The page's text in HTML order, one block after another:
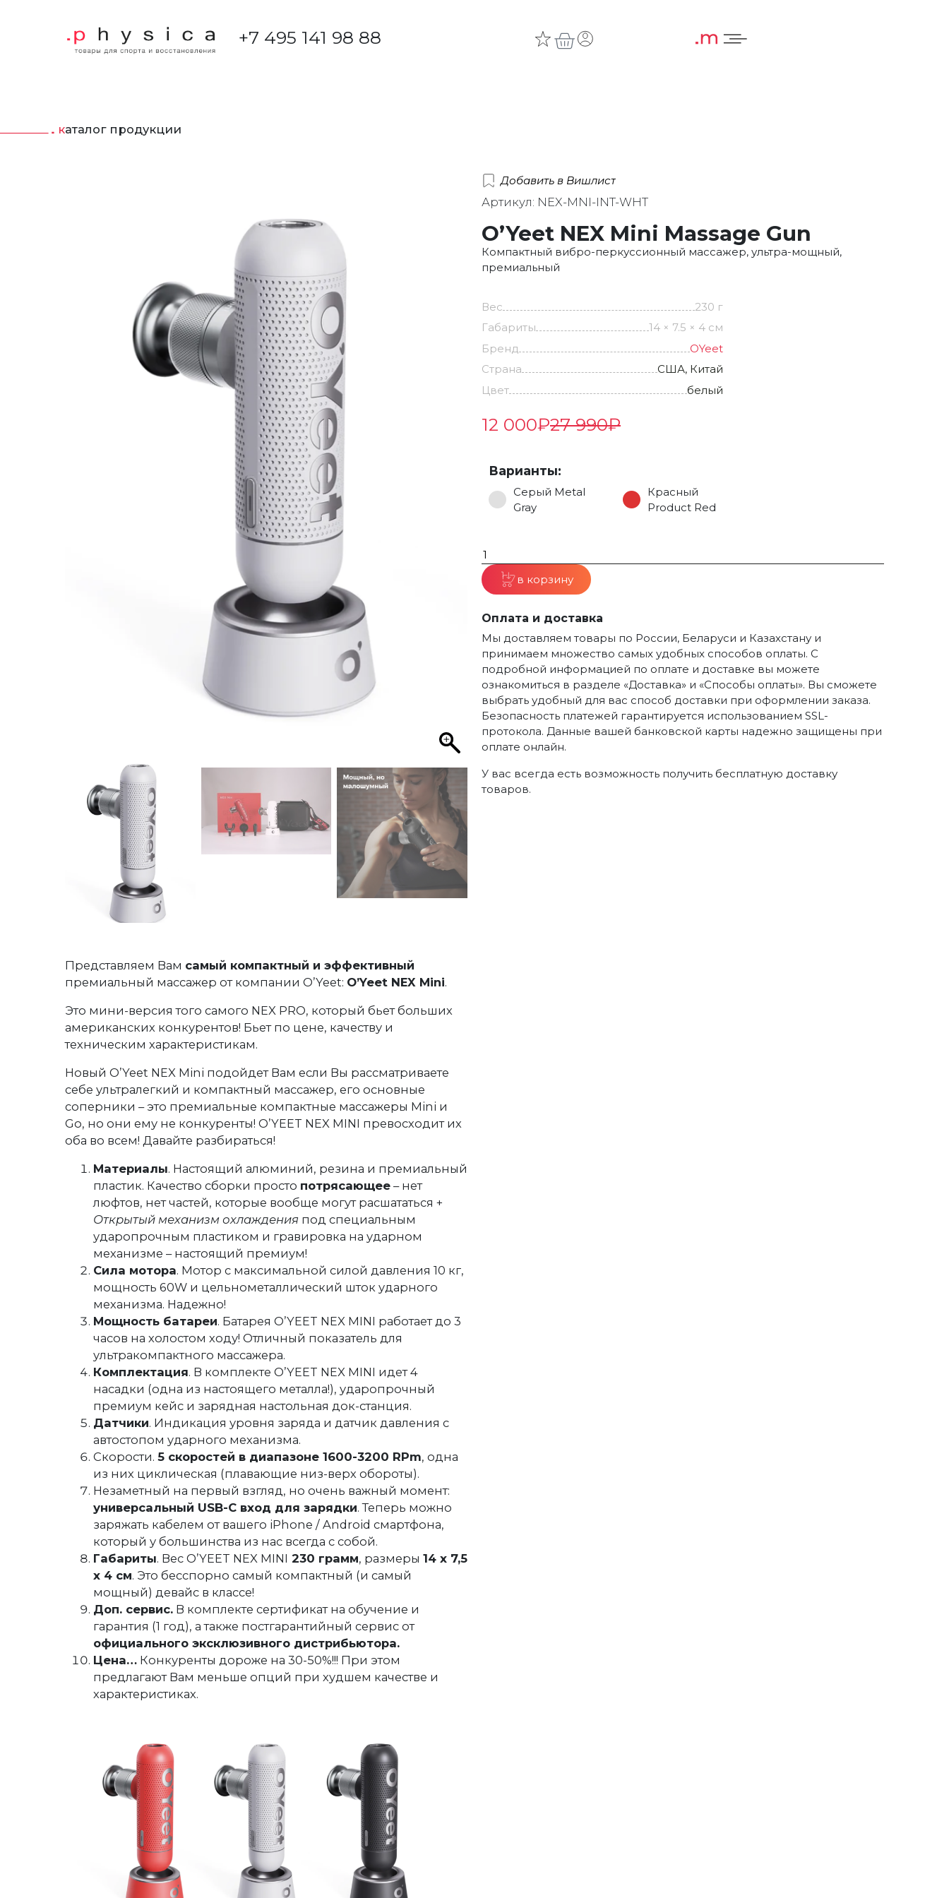
+7 495 141 98 88
каталог продукции
Представляем Вам самый компактный и эффективный
премиальный массажер от компании O’Yeet: O’Yeet NEX Mini.
Это мини-версия того самого NEX PRO, который бьет больших
американских конкурентов! Бьет по цене, качеству и
техническим характеристикам.
Новый O’Yeet NEX Mini подойдет Вам если Вы рассматриваете
себе ультралегкий и компактный массажер, его основные
соперники – это премиальные компактные массажеры Mini и
Go, но они ему не конкуренты! O’YEET NEX MINI превосходит их
оба во всем! Давайте разбираться!
Материалы. Настоящий алюминий, резина и премиальный
пластик. Качество сборки просто потрясающее – нет
люфтов, нет частей, которые вообще могут расшататься +
Открытый механизм охлаждения под специальным
ударопрочным пластиком и гравировка на ударном
механизме – настоящий премиум!
Сила мотора. Мотор с максимальной силой давления 10 кг,
мощность 60W и цельнометаллический шток ударного
механизма. Надежно!
Мощность батареи. Батарея O’YEET NEX MINI работает до 3
часов на холостом ходу! Отличный показатель для
ультракомпактного массажера.
Комплектация. В комплекте O’YEET NEX MINI идет 4
насадки (одна из настоящего металла!), ударопрочный
премиум кейс и зарядная настольная док-станция.
Датчики. Индикация уровня заряда и датчик давления с
автостопом ударного механизма.
Скорости. 5 скоростей в диапазоне 1600-3200 RPm, одна
из них циклическая (плавающие низ-верх обороты).
Незаметный на первый взгляд, но очень важный момент:
универсальный USB-C вход для зарядки. Теперь можно
заряжать кабелем от вашего iPhone / Android смартфона,
который у большинства из нас всегда с собой.
Габариты. Вес O’YEET NEX MINI 230 грамм, размеры 14 х 7,5
х 4 см. Это бесспорно самый компактный (и самый
мощный) девайс в классе!
Доп. сервис. В комплекте сертификат на обучение и
гарантия (1 год), а также постгарантийный сервис от
официального эксклюзивного дистрибьютора.
Цена… Конкуренты дороже на 30-50%!!! При этом
предлагают Вам меньше опций при худшем качестве и
характеристиках.
Добавить в Вишлист
Артикул: NEX-MNI-INT-WHT
O’Yeet NEX Mini Massage Gun
Компактный вибро-перкуссионный массажер, ультра-мощный,
премиальный
Вес
230 г
Габариты
14 × 7.5 × 4 см
Бренд
OYeet
Страна
США, Китай
Цвет
белый
27 990₽
12 000₽
Варианты:
Серый Metal
Gray
Красный
Product Red
в корзину
Оплата и доставка
Мы доставляем товары по России, Беларуси и Казахстану и
принимаем множество самых удобных способов оплаты. С
подробной информацией по оплате и доставке вы можете
ознакомиться в разделе «Доставка» и «Способы оплаты». Вы сможете
выбрать удобный для вас способ доставки при оформлении заказа.
Безопасность платежей гарантируется использованием SSL-
протокола. Данные вашей банковской карты надежно защищены при
оплате онлайн.
У вас всегда есть возможность получить бесплатную доставку
товаров.